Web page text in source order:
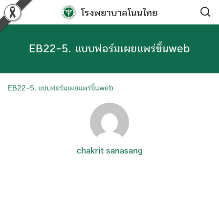
Skip
to
content
โรงพยาบาลโนนไทย
EB22-5. แบบฟอร์มเผยแพร่ขึ้นweb
EB22-5. แบบฟอร์มเผยแพร่ขึ้นweb
chakrit sanasang